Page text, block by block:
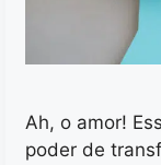
Ah, o amor!
poder de